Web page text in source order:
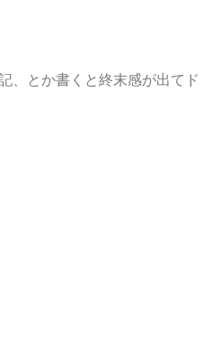
、とか書くと終末感が出てド